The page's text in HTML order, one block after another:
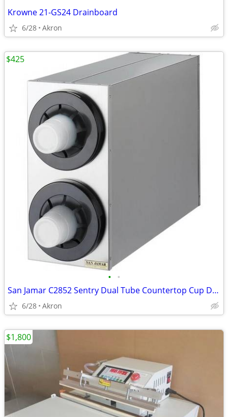
Krowne 21-GS24 Drainboard
6/28 Akron
• •
San Jamar C2852 Sentry Dual Tube Countertop Cup Dispenser New In Box F
6/28 Akron
$425
$1,800